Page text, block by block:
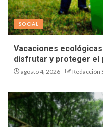
SOCIAL
Vacaciones
disfrutar y proteger el
agosto 4, 2026 Redacción